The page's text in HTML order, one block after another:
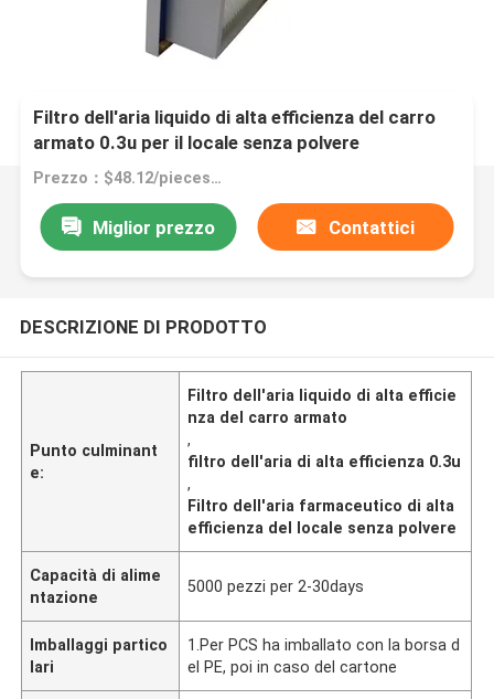
Filtro dell'aria liquido di alta efficienza del carro
armato 0.3u per il locale senza polvere
farmaceutico
Prezzo：$48.12/pieces 1-49 pieces
Miglior prezzo Contattici
DESCRIZIONE DI PRODOTTO
Punto culminant
e:
Filtro dell'aria liquido di alta efficie
nza del carro armato
,
filtro dell'aria di alta efficienza 0.3u
,
Filtro dell'aria farmaceutico di alta
efficienza del locale senza polvere
Capacità di alime
ntazione
5000 pezzi per 2-30days
Imballaggi partico
lari
1.Per PCS ha imballato con la borsa d
el PE, poi in caso del cartone